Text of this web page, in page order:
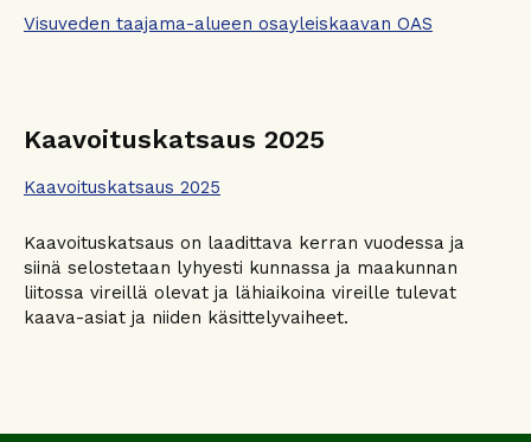
Visuveden taajama-alueen osayleiskaavan OAS
Kaavoituskatsaus 2025
Kaavoituskatsaus 2025
Kaavoituskatsaus on laadittava kerran vuodessa ja
siinä selostetaan lyhyesti kunnassa ja maakunnan
liitossa vireillä olevat ja lähiaikoina vireille tulevat
kaava-asiat ja niiden käsittelyvaiheet.